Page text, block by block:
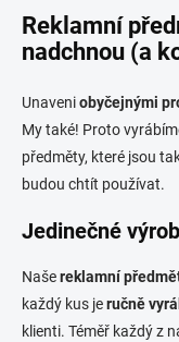
Reklamní
nadchnou (a
Unaveniobyčejnými
My také! Proto
předměty, které jsou
budou chtít používat.
Jedinečné
Našereklamní
každý kus jeručně
klienti. Téměř každý z